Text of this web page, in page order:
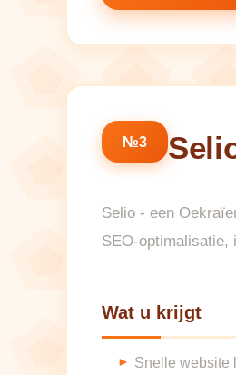
№3
Selio - een
SEO-optimalisatie,
Wat u krijgt
Snelle website